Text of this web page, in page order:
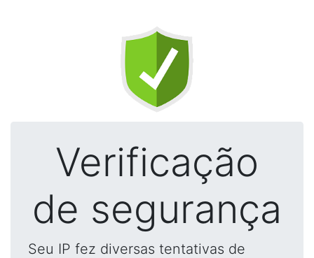
Verificação
de segurança
Seu IP fez diversas tentativas de